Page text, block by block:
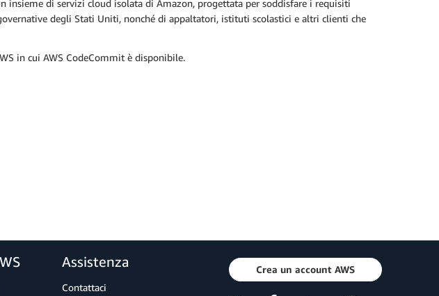
insieme di servizi cloud isolata di Amazon, progettata per soddisfare i requisiti
degli Stati Uniti, nonché di appaltatori, istituti scolastici e altri clienti che
in cui AWS CodeCommit è disponibile.
Assistenza
Contattaci
Crea un account AWS